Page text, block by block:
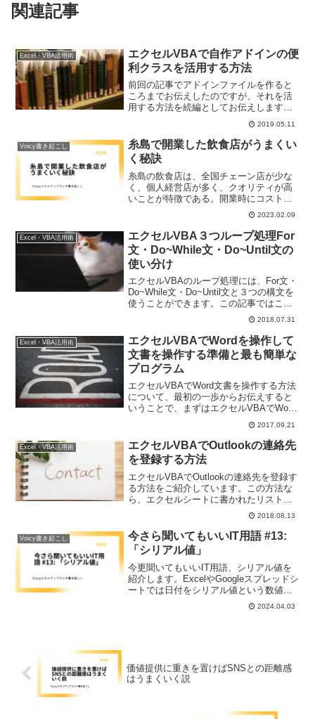
関連記事
Excel・VBA活用術
エクセルVBAで自作アドインの便
利クラスを活用する方法
前回の記事でアドインファイルを作ると
ころまでお伝えしたのですが、それを活
用する方法を続編としてお伝えします。
エクセルVBAで自作アドインを参照設定
して、便利クラスを使い回して活用する
方法です。
2019.05.11
Voicy書き起こし
糸島で開業した飲食店がうまくい
く秘訣
糸島の飲食店は、全国チェーン店が少な
く、個人経営店が多く、クオリティが高
いことが特徴である。開業時にコストを
かけず、間借りスタイルやお家の一部を
お店にするパターンを採用することや
SNSを活用することで、利益を出す経路
を簡単にすることができる。
2023.02.09
Excel・VBA活用術
エクセルVBA３つループ処理For
文・Do~While文・Do~Until文の
使い分け
エクセルVBAのループ処理には、For文・
Do~While文・Do~Until文と３つの構文を
使うことができます。この記事ではこれ
らのループ処理をどう使い分ければよい
2018.07.31
Excel・VBA活用術
エクセルVBAでWordを操作して
文書を操作する準備と最も簡単な
プログラム
エクセルVBAでWord文書を操作する方法
について、最初の一歩からお伝えすると
いうことで、まずはエクセルVBAでWord
文書を操作するために必要な準備と、最
も簡単なプログラムについてお伝えしま
す。
2017.09.21
Excel・VBA活用術
エクセルVBAでOutlookの連絡先
を登録する方法
エクセルVBAでOutlookの連絡先を登録す
る方法をご紹介しています。この方法な
ら、エクセルシートに書かれたリストで
連絡先を渡されても、サクサク連絡先が
登録できますよ。Outlookにはエクセルや
CSVファイルからデータをインポートし
て連絡先を登録する機能もありますが、
そちらでは物足りない！という方にオス
スメです。
2018.08.13
Voicy書き起こし
今さら聞いてもいいIT用語 #13:
「シリアル値」
今更聞いてもいいIT用語、シリアル値を
紹介します。ExcelやGoogleスプレッドシ
ートでは日付をシリアル値という数値で
表現されてます。時刻計算の際は注意が
2024.04.03
価値提供に重きを置けばSNSとの距離感
はうまくいく説